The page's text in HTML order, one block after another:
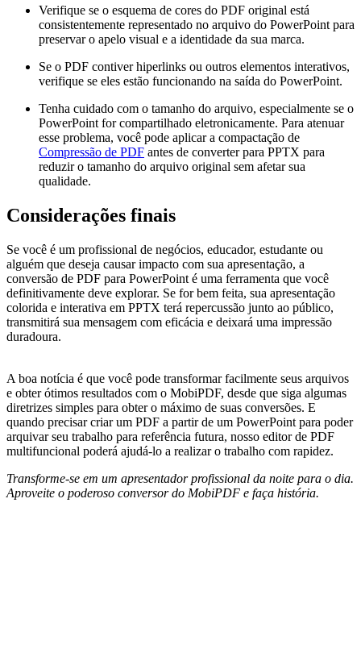
Verifique se o esquema de cores do PDF original está
consistentemente representado no arquivo do PowerPoint para
preservar o apelo visual e a identidade da sua marca.
Se o PDF contiver hiperlinks ou outros elementos interativos,
verifique se eles estão funcionando na saída do PowerPoint.
Tenha cuidado com o tamanho do arquivo, especialmente se o
PowerPoint for compartilhado eletronicamente. Para atenuar
esse problema, você pode aplicar a compactação de
Compressão de PDF antes de converter para PPTX para
reduzir o tamanho do arquivo original sem afetar sua
qualidade.
Considerações finais
Se você é um profissional de negócios, educador, estudante ou
alguém que deseja causar impacto com sua apresentação, a
conversão de PDF para PowerPoint é uma ferramenta que você
definitivamente deve explorar. Se for bem feita, sua apresentação
colorida e interativa em PPTX terá repercussão junto ao público,
transmitirá sua mensagem com eficácia e deixará uma impressão
duradoura.
A boa notícia é que você pode transformar facilmente seus arquivos
e obter ótimos resultados com o MobiPDF, desde que siga algumas
diretrizes simples para obter o máximo de suas conversões. E
quando precisar criar um PDF a partir de um PowerPoint para poder
arquivar seu trabalho para referência futura, nosso editor de PDF
multifuncional poderá ajudá-lo a realizar o trabalho com rapidez.
Transforme-se em um apresentador profissional da noite para o dia.
Aproveite o poderoso conversor do MobiPDF e faça história.